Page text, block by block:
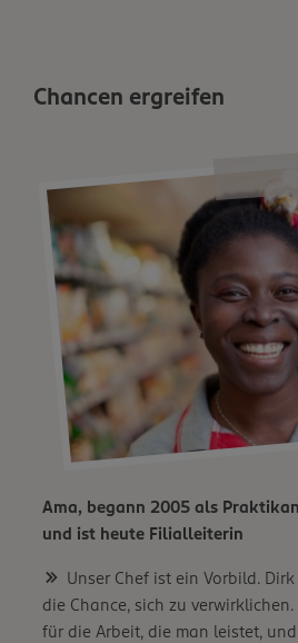
Chancen ergreifen
Ama, begann 2005 als
und ist heute Filialleiterin
Unser Chef ist ein Vorbild.
die Chance, sich zu
für die Arbeit, die man leistet,